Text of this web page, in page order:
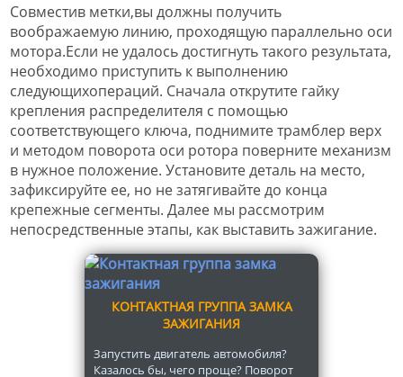
Совместив метки,вы должны получить
воображаемую линию, проходящую параллельно оси
мотора.Если не удалось достигнуть такого результата,
необходимо приступить к выполнению
следующихопераций. Сначала открутите гайку
крепления распределителя с помощью
соответствующего ключа, поднимите трамблер верх
и методом поворота оси ротора поверните механизм
в нужное положение. Установите деталь на место,
зафиксируйте ее, но не затягивайте до конца
крепежные сегменты. Далее мы рассмотрим
непосредственные этапы, как выставить зажигание.
КОНТАКТНАЯ ГРУППА ЗАМКА
ЗАЖИГАНИЯ
Запустить двигатель автомобиля?
Казалось бы, чего проще? Поворот